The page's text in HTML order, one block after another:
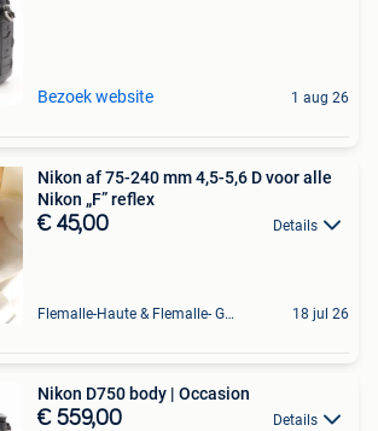
Bezoek website 1 aug 26
Nikon af 75-240 mm 4,5-5,6 D voor alle
Nikon „F” reflex
€ 45,00 Details
Flemalle-Haute & Flemalle- Grande & Partie Awirs 18 jul 26
Nikon D750 body | Occasion
€ 559,00 Details